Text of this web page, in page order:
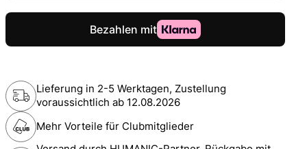
Lieferung in 2-5 Werktagen, Zustellung
voraussichtlich ab 12.08.2026
Mehr Vorteile für Clubmitglieder